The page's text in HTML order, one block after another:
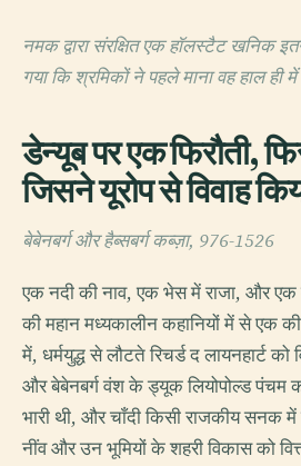
नमक द्वारा संरक्षित एक हॉलस्टैट खनिक
गया कि श्रमिकों ने पहले माना वह हाल ही
डेन्यूब पर एक फिरौती,
जिसने यूरोप से विवाह
बेबेनबर्ग और हैब्सबर्ग कब्ज़ा, 976-1526
एक नदी की नाव, एक भेस में राजा, और एक
की महान मध्यकालीन कहानियों में से एक
में, धर्मयुद्ध से लौटते रिचर्ड द लायनहार्ट को
और बेबेनबर्ग वंश के ड्यूक लियोपोल्ड पंचम
भारी थी, और चाँदी किसी राजकीय सनक
नींव और उन भूमियों के शहरी विकास को